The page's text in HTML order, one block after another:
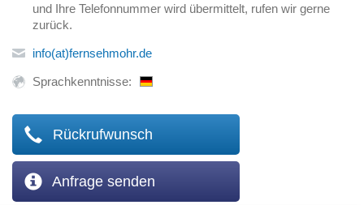
und Ihre Telefonnummer wird übermittelt, rufen wir gerne
zurück.
info(at)fernsehmohr.de
Sprachkenntnisse:
Rückrufwunsch
Anfrage senden